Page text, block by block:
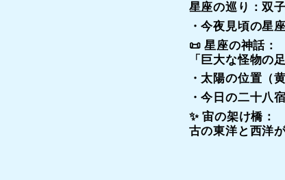
星座の巡り：双
・今夜見頃の星
📜 星座の神話：
「 巨大な怪物の
・太陽の位置（
・今日の二十八
✨宙の架け橋 ：
古の東洋と西洋